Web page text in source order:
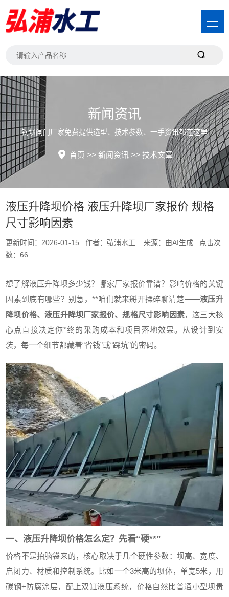
新闻资讯
钢坝闸门厂家免费提供选型、技术参数、一手资讯都在这里
首页 >> 新闻资讯 >> 技术文章
液压升降坝价格 液压升降坝厂家报价 规格
尺寸影响因素
更新时间：2026-01-15 作者：弘浦水工 来源：由AI生成 点击次
数：66
想了解液压升降坝多少钱？哪家厂家报价靠谱？影响价格的关键
因素到底有哪些？别急，**咱们就来掰开揉碎聊清楚——液压升
降坝价格、液压升降坝厂家报价、规格尺寸影响因素，这三大核
心点直接决定你*终的采购成本和项目落地效果。从设计到安
装，每一个细节都藏着“省钱”或“踩坑”的密码。
一、液压升降坝价格怎么定？先看“硬**”
价格不是拍脑袋来的，核心取决于几个硬性参数：坝高、宽度、
启闭力、材质和控制系统。比如一个3米高的坝体，单宽5米，用
碳钢+防腐涂层，配上双缸液压系统，价格自然比普通小型坝贵